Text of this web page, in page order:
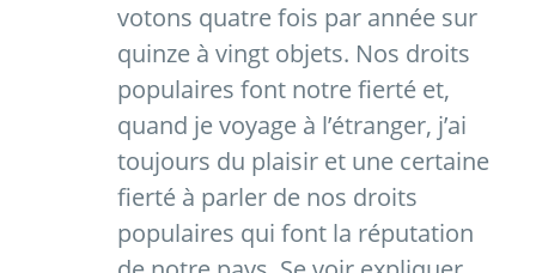
votons quatre fois par année sur
quinze à vingt objets. Nos droits
populaires font notre fierté et,
quand je voyage à l’étranger, j’ai
toujours du plaisir et une certaine
fierté à parler de nos droits
populaires qui font la réputation